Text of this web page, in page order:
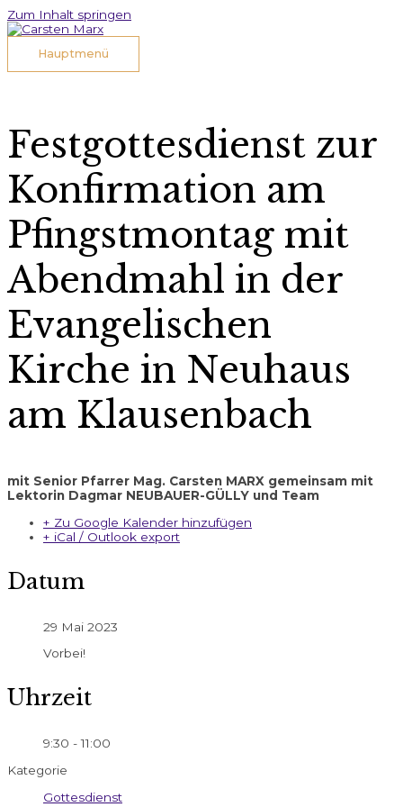
Zum Inhalt springen
Hauptmenü
Festgottesdienst zur
Konfirmation am
Pfingstmontag mit
Abendmahl in der
Evangelischen
Kirche in Neuhaus
am Klausenbach
mit Senior Pfarrer Mag. Carsten MARX gemeinsam mit
Lektorin Dagmar NEUBAUER-GÜLLY und Team
+ Zu Google Kalender hinzufügen
+ iCal / Outlook export
Datum
29 Mai 2023
Vorbei!
Uhrzeit
9:30 - 11:00
Kategorie
Gottesdienst